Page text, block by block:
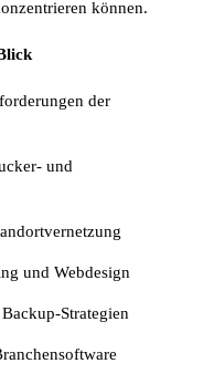
können.
der
und
und Webdesign
Strategien